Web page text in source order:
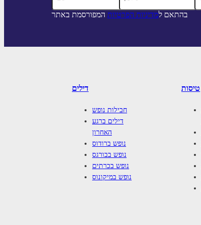
בהתאם למדיניות הפרטיות המפורסמת באתר
דילים
חבילות נופש
דילים ברגע
האחרון
נופש ברודוס
נופש בבורגס
נופש בכרתים
נופש במיקונוס
טיסות